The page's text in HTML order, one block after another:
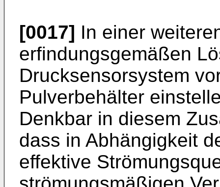
[0017] In einer
erfindungsgemäßen
Drucksensorsystem
Pulverbehälter
Denkbar in diesem
dass in Abhängigkeit
effektive